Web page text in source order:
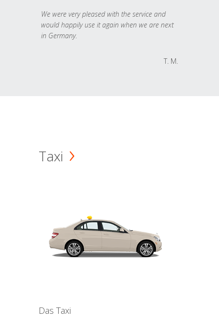
We were very pleased with the service and
would happily use it again when we are next
in Germany.
T. M.
Taxi
Das Taxi